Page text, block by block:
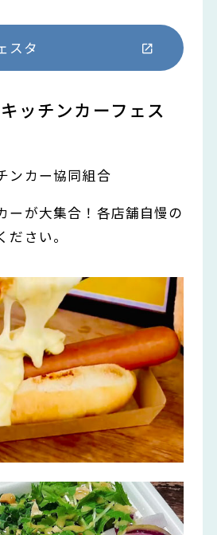
スタ
ッチンカーフェス
ンカー協同組合
ーが大集合！各店舗自慢の
さい。